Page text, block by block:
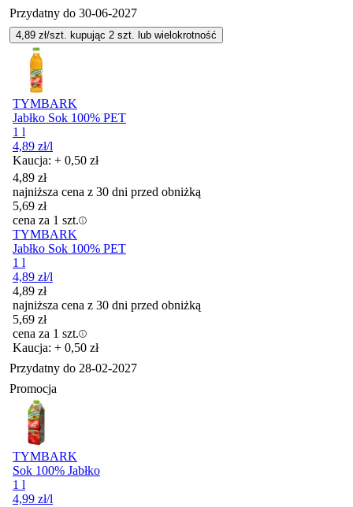
Przydatny do 30-06-2027
4,89 zł/szt. kupując 2 szt. lub wielokrotność
TYMBARK
Jabłko Sok 100% PET
1 l
4,89 zł/l
Kaucja: + 0,50 zł
4,89 zł
najniższa cena z 30 dni przed obniżką
5,69 zł
cena za 1 szt.
TYMBARK
Jabłko Sok 100% PET
1 l
4,89 zł/l
4,89 zł
najniższa cena z 30 dni przed obniżką
5,69 zł
cena za 1 szt.
Kaucja: + 0,50 zł
Przydatny do 28-02-2027
Promocja
TYMBARK
Sok 100% Jabłko
1 l
4,99 zł/l